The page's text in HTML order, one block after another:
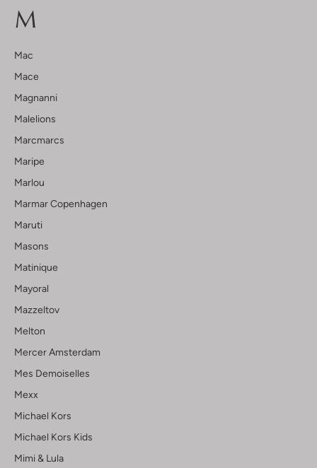
M
Mac
Mace
Magnanni
Malelions
Marcmarcs
Maripe
Marlou
Marmar Copenhagen
Maruti
Masons
Matinique
Mayoral
Mazzeltov
Melton
Mercer Amsterdam
Mes Demoiselles
Mexx
Michael Kors
Michael Kors Kids
Mimi & Lula